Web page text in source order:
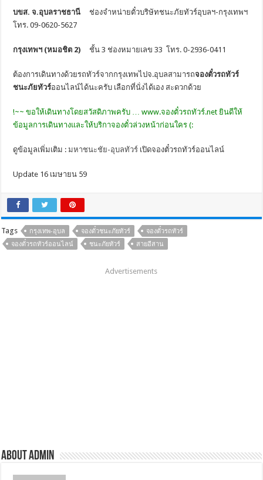
บขส. จ.อุบลราชธานี ช่องจำหน่ายตั๋วบริษัทชนะภัยทัวร์อุบลฯ-กรุงเทพฯ
โทร. 09-0620-5627
กรุงเทพฯ (หมอชิต 2) ชั้น 3 ช่องหมายเลข 33 โทร. 0-2936-0411
ต้องการเดินทางด้วยรถทัวร์จากกรุงเทพไปจ.อุบลสามารถจองตั๋วรถทัวร์
ชนะภัยทัวร์ออนไลน์ได้นะครับ เลือกที่นั่งได้เอง สะดวกด้วย
!~~ ขอให้เดินทางโดยสวัสดิภาพครับ … www.จองตั๋วรถทัวร์.net ยินดีให้
ข้อมูลการเดินทางและให้บริกาจองตั๋วล่วงหน้าก่อนใคร (:
ดูข้อมูลเพิ่มเติม :มหาชนะชัย-อุบลทัวร์ เปิดจองตั๋วรถทัวร์ออนไลน์
Update 16 เมษายน 59
Tags กรุงเทพ-อุบล จองตั๋วชนะภัยทัวร์
จองตั๋วรถทัวร์
จองตั๋วรถทัวร์ออนไลน์
ชนะภัยทัวร์ สายอีสาน
Advertisements
About admin